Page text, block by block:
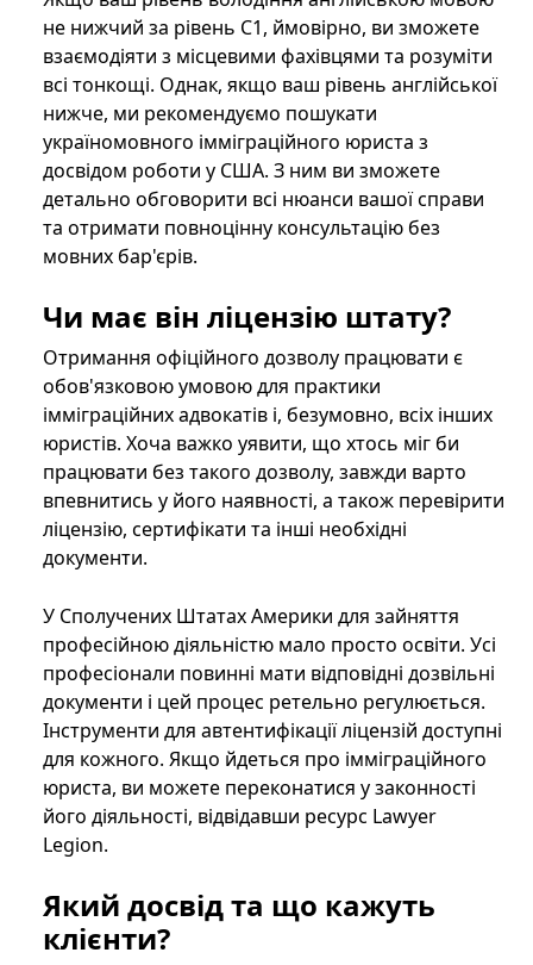
не нижчий за рівень C1, ймовірно, ви зможете
взаємодіяти з місцевими фахівцями та розуміти
всі тонкощі. Однак, якщо ваш рівень англійської
нижче, ми рекомендуємо пошукати
україномовного імміграційного юриста з
досвідом роботи у США. З ним ви зможете
детально обговорити всі нюанси вашої справи
та отримати повноцінну консультацію без
мовних бар'єрів.
Чи має він ліцензію штату?
Отримання офіційного дозволу працювати є
обов'язковою умовою для практики
імміграційних адвокатів і, безумовно, всіх інших
юристів. Хоча важко уявити, що хтось міг би
працювати без такого дозволу, завжди варто
впевнитись у його наявності, а також перевірити
ліцензію, сертифікати та інші необхідні
документи.
У Сполучених Штатах Америки для зайняття
професійною діяльністю мало просто освіти. Усі
професіонали повинні мати відповідні дозвільні
документи і цей процес ретельно регулюється.
Інструменти для автентифікації ліцензій доступні
для кожного. Якщо йдеться про імміграційного
юриста, ви можете переконатися у законності
його діяльності, відвідавши ресурс Lawyer
Legion.
Який досвід та що кажуть
клієнти?